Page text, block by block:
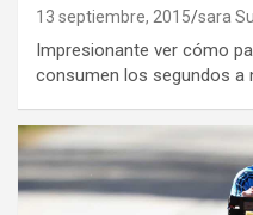
13 septiembre, 2015 sara
Impresionante ver cómo
consumen los segundos a